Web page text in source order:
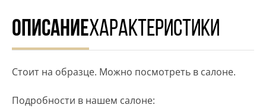
ОПИСАНИЕХАРАКТЕРИСТИКИ
Стоит на образце. Можно посмотреть в салоне.
Подробности в нашем салоне: